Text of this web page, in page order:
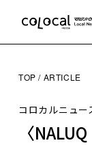
TOP ARTICLE
コロカルニュー
〈